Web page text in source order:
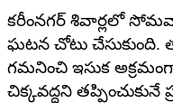
కరీంనగర్ శివార్లలో
ఘటన చోటు చేసుకుంది.
గమనించి ఇసుక అక్రమంగా
చిక్కవద్దని